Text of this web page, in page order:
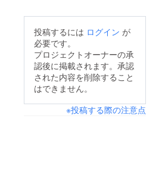
す。↑１．画面下に表
示されている｢プロ
ジェクトを支援する｣
というボタンを押しま
ターンの、金額の横に
投稿するには ログイン が
必要です。
プロジェクトオーナーの承
認後に掲載されます。承認
された内容を削除すること
はできません。
※投稿する際の注意点